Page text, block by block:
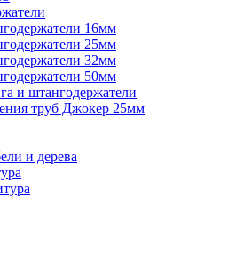
16мм
25мм
32мм
50мм
и штангодержатели
труб Джокер 25мм
и дерева